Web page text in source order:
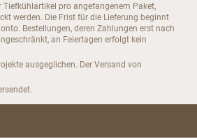
pro angefangenem Paket,
werden. Die Frist für die Lieferung beginnt
Bestellungen, deren Zahlungen erst nach
an Feiertagen erfolgt kein
ausgeglichen. Der Versand von